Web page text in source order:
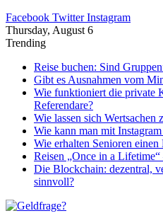
Facebook Twitter Instagram
Thursday, August 6
Trending
Reise buchen: Sind
Gibt es Ausnahmen vom
Wie funktioniert die private
Referendare?
Wie lassen sich Wertsachen
Wie kann man mit
Wie erhalten Senioren einen
Reisen „Once in a
Die Blockchain: dezentral,
sinnvoll?